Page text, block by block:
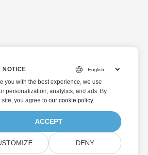
NOTICE
you with the best experience, we use
personalization, analytics, and ads. By
site, you agree to our cookie policy.
ACCEPT
DENY